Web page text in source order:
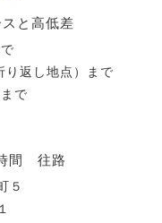
と高低差
返し地点）まで
で
間 往路
５